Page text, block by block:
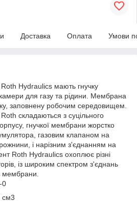
Доставка Оплата Умови
Hydraulics мають гнучку
для газу та рідини. Мембрана
заповнену робочим середовищем.
складаються з суцільного
гнучкої мембрани жорстко
газовим клапаном на
і нарізним з'єднанням на
Roth Hydraulics охоплює різні
із широким спектром з'єднань
мембрани.
0
см3